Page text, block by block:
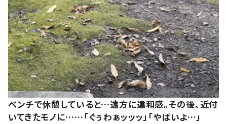
ベンチで休憩していると…遠方に違和感。その後、近付
いてきたモノに……「ぐぅわぁッッッ」「やばいよ…」